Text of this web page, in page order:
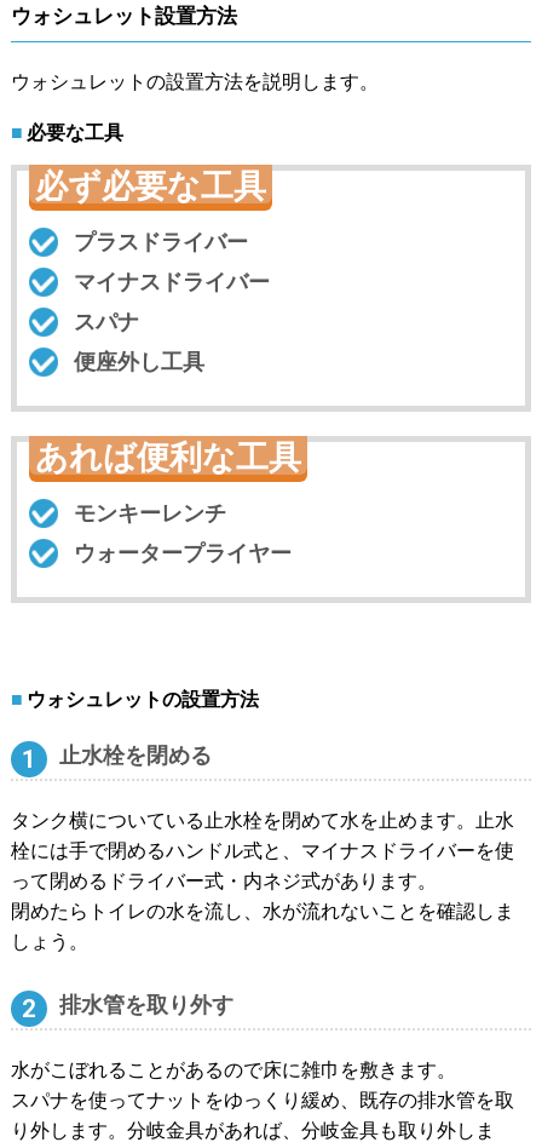
ウォシュレット設置方法
ウォシュレットの設置方法を説明します。
必要な工具
必ず必要な工具
プラスドライバー
マイナスドライバー
スパナ
便座外し工具
あれば便利な工具
モンキーレンチ
ウォータープライヤー
ウォシュレットの設置方法
止水栓を閉める
タンク横についている止水栓を閉めて水を止めます。止水
栓には手で閉めるハンドル式と、マイナスドライバーを使
って閉めるドライバー式・内ネジ式があります。
閉めたらトイレの水を流し、水が流れないことを確認しま
しょう。
排水管を取り外す
水がこぼれることがあるので床に雑巾を敷きます。
スパナを使ってナットをゆっくり緩め、既存の排水管を取
り外します。分岐金具があれば、分岐金具も取り外しま